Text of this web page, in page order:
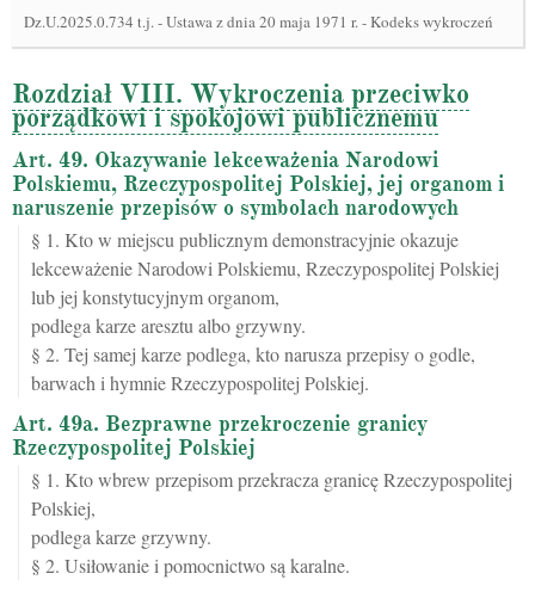
Dz.U.2025.0.734 t.j.-Ustawa z dnia 20 maja 1971 r. - Kodeks wykroczeń
Rozdział VIII. Wykroczenia przeciwko
porządkowi i spokojowi publicznemu
Art. 49. Okazywanie lekceważenia Narodowi
Polskiemu, Rzeczypospolitej Polskiej, jej organom i
naruszenie przepisów o symbolach narodowych
§ 1. Kto w miejscu publicznym demonstracyjnie okazuje
lekceważenie Narodowi Polskiemu, Rzeczypospolitej Polskiej
lub jej konstytucyjnym organom,
podlega karze aresztu albo grzywny.
§ 2. Tej samej karze podlega, kto narusza przepisy o godle,
barwach i hymnie Rzeczypospolitej Polskiej.
Art. 49a. Bezprawne przekroczenie granicy
Rzeczypospolitej Polskiej
§ 1. Kto wbrew przepisom przekracza granicę Rzeczypospolitej
Polskiej,
podlega karze grzywny.
§ 2. Usiłowanie i pomocnictwo są karalne.